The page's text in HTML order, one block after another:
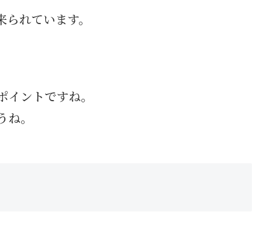
れています。
ントですね。
。